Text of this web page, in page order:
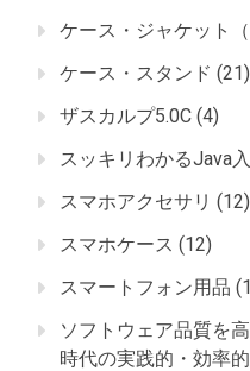
ケース・ジャケット
ケース・スタンド (21)
ザスカルプ5.0C (4)
スッキリわかるJava
スマホアクセサリ (12)
スマホケース (12)
スマートフォン用品
ソフトウェア品質を
時代の実践的・効率